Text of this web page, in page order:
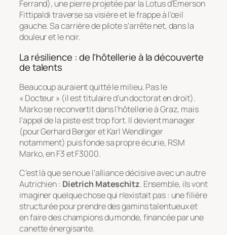
Ferrand), une pierre projetée par la Lotus d’Emerson
Fittipaldi traverse sa visière et le frappe à l’œil
gauche. Sa carrière de pilote s’arrête net, dans la
douleur et le noir.
La résilience : de l’hôtellerie à la découverte
de talents
Beaucoup auraient quitté le milieu. Pas le
« Docteur » (il est titulaire d’un doctorat en droit).
Marko se reconvertit dans l’hôtellerie à Graz, mais
l’appel de la piste est trop fort. Il devient manager
(pour Gerhard Berger et Karl Wendlinger
notamment) puis fonde sa propre écurie, RSM
Marko, en F3 et F3000.
C’est là que se noue l’alliance décisive avec un autre
Autrichien : Dietrich Mateschitz. Ensemble, ils vont
imaginer quelque chose qui n’existait pas : une filière
structurée pour prendre des gamins talentueux et
en faire des champions du monde, financée par une
canette énergisante.